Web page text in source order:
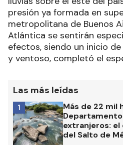
presión ya formada en
metropolitana de Buenos
Atlántica se sentirán
efectos, siendo un inicio
y ventoso, completó el
Las más leídas
Más de 22 mil
extranjeros:
del Salto de
1